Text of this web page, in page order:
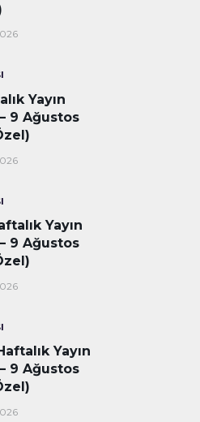
Yayın
– 9 Ağustos
Yayın
– 9 Ağustos
Yayın
– 9 Ağustos